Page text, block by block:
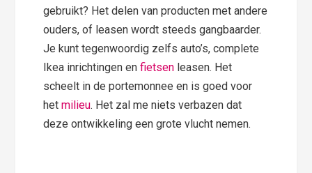
gebruikt? Het delen van producten met andere
ouders, of leasen wordt steeds gangbaarder.
Je kunt tegenwoordig zelfs auto’s, complete
Ikea inrichtingen enfietsen leasen. Het
scheelt in de portemonnee en is goed voor
hetmilieu. Het zal me niets verbazen dat
deze ontwikkeling een grote vlucht nemen.